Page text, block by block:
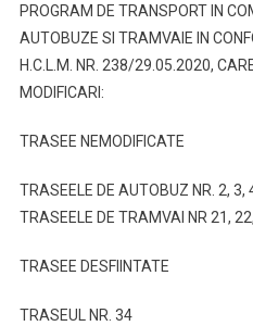
PROGRAM DE TRANSPORT IN
AUTOBUZE SI TRAMVAIE IN
H.C.L.M. NR. 238/29.05.2020,
MODIFICARI:
TRASEE NEMODIFICATE
TRASEELE DE AUTOBUZ NR. 2,
TRASEELE DE TRAMVAI NR 21,
TRASEE DESFIINTATE
TRASEUL NR. 34